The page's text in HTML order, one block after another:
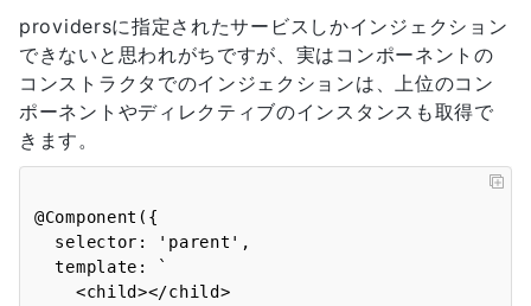
providersに指定されたサービスしかインジェクション
できないと思われがちですが、実はコンポーネントの
コンストラクタでのインジェクションは、上位のコン
ポーネントやディレクティブのインスタンスも取得で
きます。
@Component({
  template: `